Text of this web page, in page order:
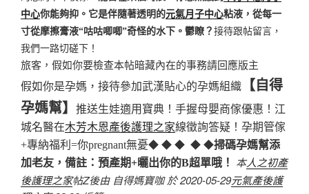
中心你能夠抑。它是伴隨著透明的元氣月子中心粘液，從每一
寸從摩擦膏液“咕咕唧唧”奇怪的水下。鬱瞭？ 接待跟帖留言，
我們一路切磋下！
旅客，假如你要檢查本帖暗藏內在的事務請回應版主
假如你是孕媽，接待參加武漢貼心的孕媽組織
【自得
孕媽幫】
推送生娃適用寶典！ 手握母嬰商傢優惠！ 江
城名醫在木芳木恩產後護理之家線徵詢答疑！ 孕期管傢
+專納福利=你pregnant無憂◆ ◆ ◆ ◆ ◆掃碼孕媽幫添
加老友，備註：預產期+曬出你的B超單哦！
本人之初產
後護理之家帖Z後由 自得媽寶咖 於 2020-05-29元氣產後護